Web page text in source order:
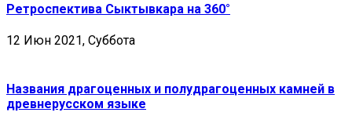
Ретроспектива Сыктывкара на 360°
12 Июн 2021, Суббота
Названия драгоценных и полудрагоценных камней в
древнерусском языке